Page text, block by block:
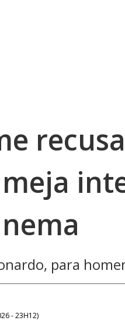
para
- 23H12)